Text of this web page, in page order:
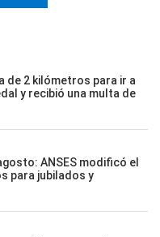
de 2 kilómetros para ir a
y recibió una multa de
ANSES modificó el
para jubilados y